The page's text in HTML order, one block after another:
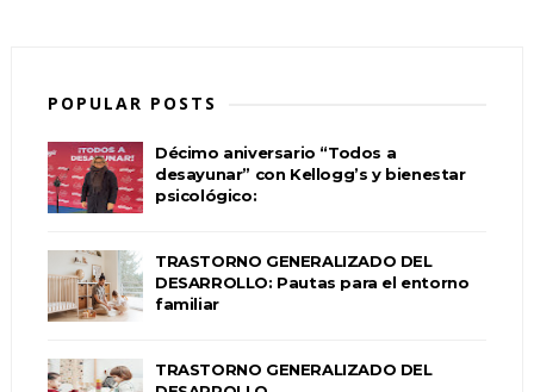
POPULAR POSTS
Décimo aniversario “Todos a
desayunar” con Kellogg’s y bienestar
psicológico:
TRASTORNO GENERALIZADO DEL
DESARROLLO: Pautas para el entorno
familiar
TRASTORNO GENERALIZADO DEL